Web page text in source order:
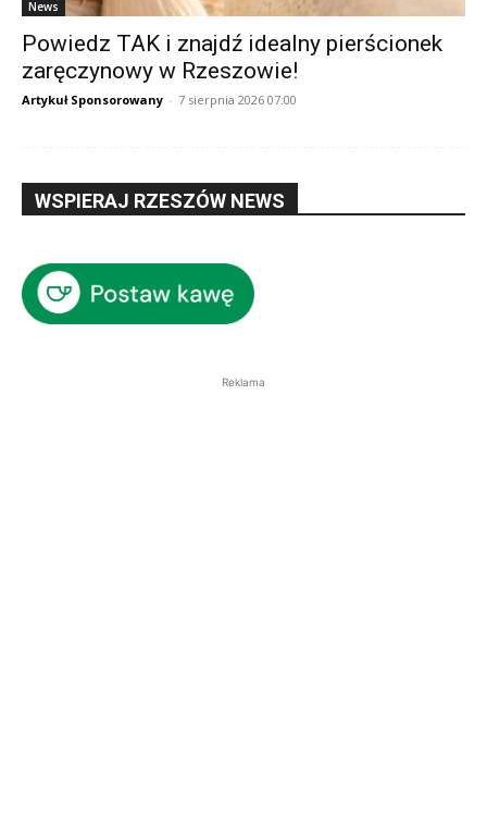
News
Powiedz TAK i znajdź idealny pierścionek
zaręczynowy w Rzeszowie!
Artykuł Sponsorowany - 7 sierpnia 2026 07:00
WSPIERAJ RZESZÓW NEWS
Reklama